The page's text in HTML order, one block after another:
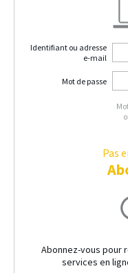
Identifiant ou adresse
e-mail
Mot de passe
Pas
Abonnez-vous pour
services en